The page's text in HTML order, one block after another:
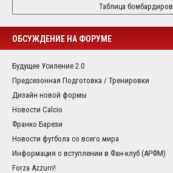
Таблица бомбардиров
ОБСУЖДЕНИЕ НА ФОРУМЕ
Будущее Усиление 2.0
Предсезонная Подготовка / Тренировки
Дизайн новой формы
Новости Calcio
Франко Барези
Новости футбола со всего мира
Информация о вступлении в Фан-клуб (АРФМ)
Forza Azzurri!